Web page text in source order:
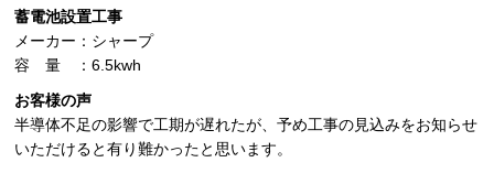
蓄電池設置工事
メーカー：シャープ
容 量 ：6.5kwh
お客様の声
半導体不足の影響で工期が遅れたが、予め工事の見込みをお知らせ
いただけると有り難かったと思います。